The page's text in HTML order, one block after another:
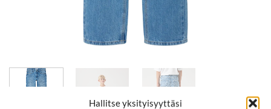
Hallitse yksityisyyttäsi